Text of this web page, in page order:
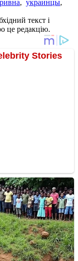
, украинцы,
текст і
це редакцію.